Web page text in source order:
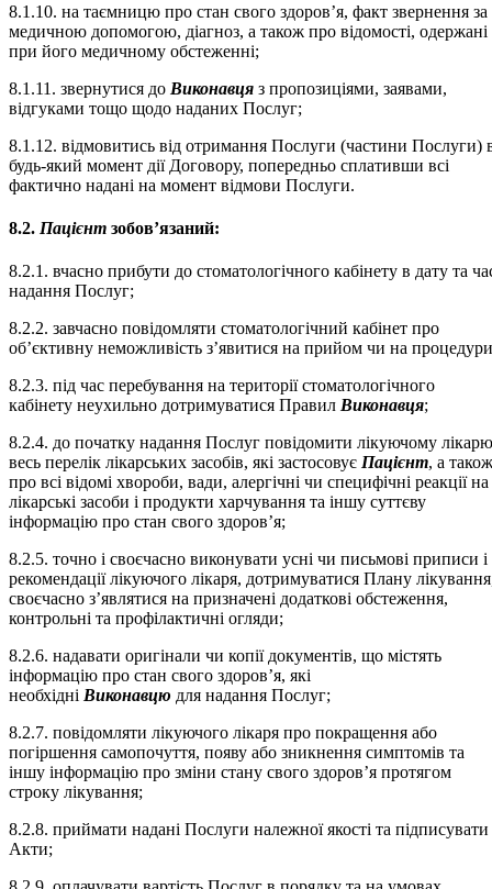
8.1.10. на таємницю про стан свого здоров’я, факт звернення за
медичною допомогою, діагноз, а також про відомості, одержані
при його медичному обстеженні;
8.1.11. звернутися до Виконавця з пропозиціями, заявами,
відгуками тощо щодо наданих Послуг;
8.1.12. відмовитись від отримання Послуги (частини Послуги)
будь-який момент дії Договору, попередньо сплативши всі
фактично надані на момент відмови Послуги.
8.2. Пацієнт зобов’язаний:
8.2.1. вчасно прибути до стоматологічного кабінету в дату та
надання Послуг;
8.2.2. завчасно повідомляти стоматологічний кабінет про
об’єктивну неможливість з’явитися на прийом чи на
8.2.3. під час перебування на території стоматологічного
кабінету неухильно дотримуватися Правил Виконавця;
8.2.4. до початку надання Послуг повідомити лікуючому лікарю
весь перелік лікарських засобів, які застосовує Пацієнт, а також
про всі відомі хвороби, вади, алергічні чи специфічні реакції на
лікарські засоби і продукти харчування та іншу суттєву
інформацію про стан свого здоров’я;
8.2.5. точно і своєчасно виконувати усні чи письмові приписи і
рекомендації лікуючого лікаря, дотримуватися Плану
своєчасно з’являтися на призначені додаткові обстеження,
контрольні та профілактичні огляди;
8.2.6. надавати оригінали чи копії документів, що містять
інформацію про стан свого здоров’я, які
необхідні Виконавцю для надання Послуг;
8.2.7. повідомляти лікуючого лікаря про покращення або
погіршення самопочуття, появу або зникнення симптомів та
іншу інформацію про зміни стану свого здоров’я протягом
строку лікування;
8.2.8. приймати надані Послуги належної якості та підписувати
Акти;